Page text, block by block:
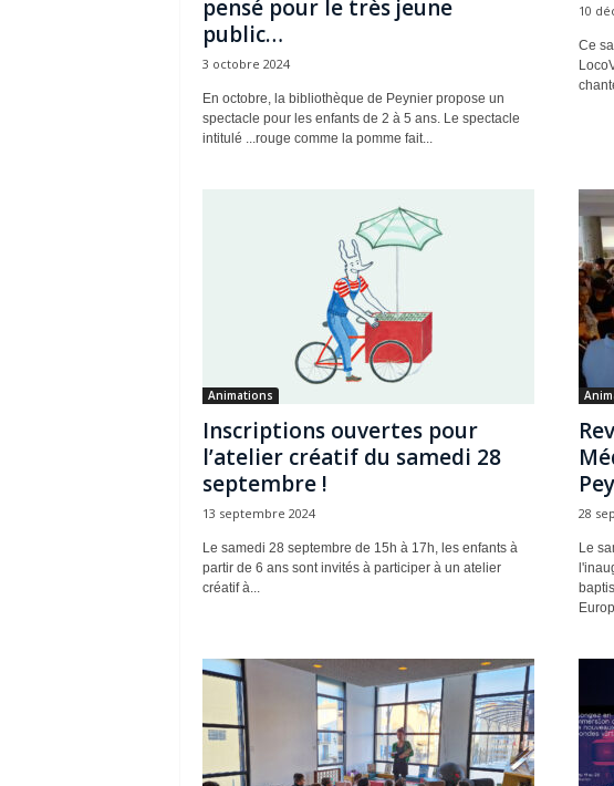
pensé pour le très jeune
public…
3 octobre 2024
En octobre, la bibliothèque de Peynier propose un
spectacle pour les enfants de 2 à 5 ans. Le spectacle
intitulé ...rouge comme la pomme fait...
10
Ce
Animations
Inscriptions ouvertes pour
l’atelier créatif du samedi 28
septembre !
13 septembre 2024
Le samedi 28 septembre de 15h à 17h, les enfants à
partir de 6 ans sont invités à participer à un atelier
créatif à...
28
Le